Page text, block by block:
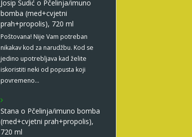
Josip Sudić o Pčelinja/imuno
bomba (med+cvjetni
prah+propolis), 720 ml
Poštovana! Nije Vam potreban
nikakav kod za narudžbu. Kod se
jedino upotrebljava kad želite
iskoristiti neki od popusta koji
povremeno…
Stana o Pčelinja/imuno bomba
(med+cvjetni prah+propolis),
720 ml